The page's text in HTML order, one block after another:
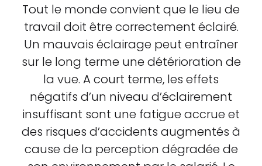
Tout le monde convient que le lieu de
travail doit être correctement éclairé.
Un mauvais éclairage peut entraîner
sur le long terme une détérioration de
la vue. A court terme, les effets
négatifs d’un niveau d’éclairement
insuffisant sont une fatigue accrue et
des risques d’accidents augmentés à
cause de la perception dégradée de